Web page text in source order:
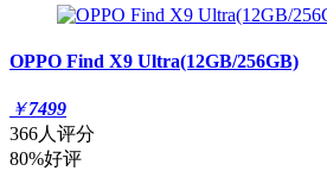
OPPO Find X9 Ultra(12GB/256GB)
￥7499
366人评分
80%好评